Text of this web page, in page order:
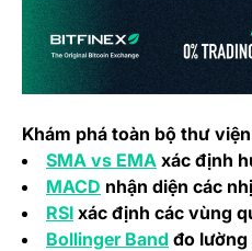
Khám phá toàn bộ thư
SMA vs EMA (opens in
xác định
MACD (opens in a new
nhận diện các
RSI(opens in a new tab)
xác định các vùng
Bollinger Band (opens in
đo lường